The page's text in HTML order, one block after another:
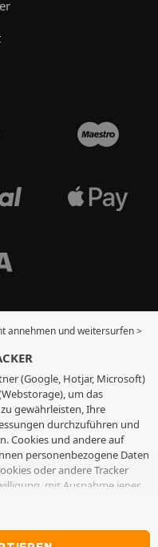
annehmen und weitersurfen >
(Google, Hotjar, Microsoft)
um das
gewährleisten, Ihre
durchzuführen und
Cookies und andere auf
personenbezogene Daten
oder andere Tracker
mit Ausnahme jener,
Sie können Ihre
die WebseiteCookies und